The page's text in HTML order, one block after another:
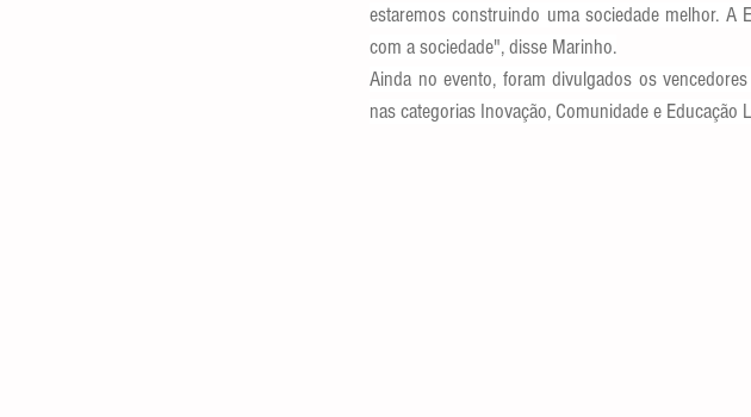
estaremos construindo uma sociedade melhor. A
com a sociedade", disse Marinho.
Ainda no evento, foram divulgados os
nas categorias Inovação, Comunidade e Educação